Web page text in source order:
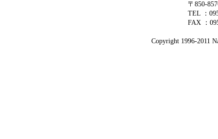
〒850-
TEL ：
FAX ：
Copyright 1996-2011